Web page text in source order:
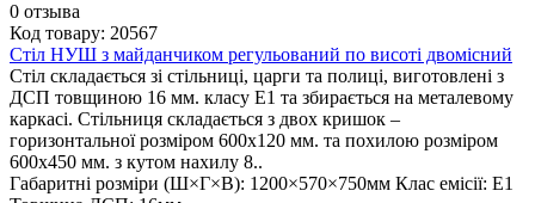
0 отзыва
Код товару: 20567
Стіл НУШ з майданчиком регульований по висоті двомісний
Стіл складається зі стільниці, царги та полиці, виготовлені з
ДСП товщиною 16 мм. класу Е1 та збирається на металевому
каркасі. Стільниця складається з двох кришок –
горизонтальної розміром 600х120 мм. та похилою розміром
600х450 мм. з кутом нахилу 8..
Габаритні розміри (Ш×Г×В): 1200×570×750мм Клас емісії: Е1